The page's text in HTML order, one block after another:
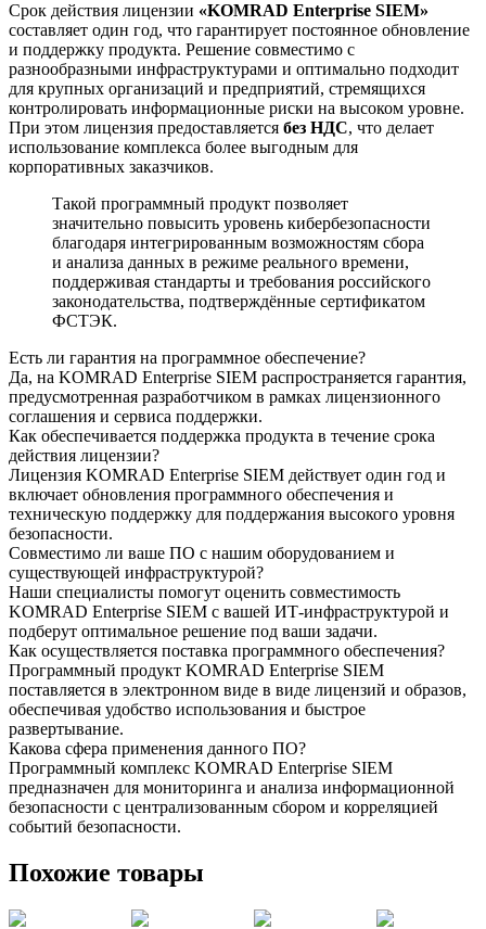
Срок действия лицензии «KOMRAD Enterprise SIEM»
составляет один год, что гарантирует постоянное обновление
и поддержку продукта. Решение совместимо с
разнообразными инфраструктурами и оптимально подходит
для крупных организаций и предприятий, стремящихся
контролировать информационные риски на высоком уровне.
При этом лицензия предоставляется без НДС, что делает
использование комплекса более выгодным для
корпоративных заказчиков.
Такой программный продукт позволяет
значительно повысить уровень кибербезопасности
благодаря интегрированным возможностям сбора
и анализа данных в режиме реального времени,
поддерживая стандарты и требования российского
законодательства, подтверждённые сертификатом
ФСТЭК.
Есть ли гарантия на программное обеспечение?
Да, на KOMRAD Enterprise SIEM распространяется гарантия,
предусмотренная разработчиком в рамках лицензионного
соглашения и сервиса поддержки.
Как обеспечивается поддержка продукта в течение срока
действия лицензии?
Лицензия KOMRAD Enterprise SIEM действует один год и
включает обновления программного обеспечения и
техническую поддержку для поддержания высокого уровня
безопасности.
Совместимо ли ваше ПО с нашим оборудованием и
существующей инфраструктурой?
Наши специалисты помогут оценить совместимость
KOMRAD Enterprise SIEM с вашей ИТ-инфраструктурой и
подберут оптимальное решение под ваши задачи.
Как осуществляется поставка программного обеспечения?
Программный продукт KOMRAD Enterprise SIEM
поставляется в электронном виде в виде лицензий и образов,
обеспечивая удобство использования и быстрое
развертывание.
Какова сфера применения данного ПО?
Программный комплекс KOMRAD Enterprise SIEM
предназначен для мониторинга и анализа информационной
безопасности с централизованным сбором и корреляцией
событий безопасности.
Похожие товары